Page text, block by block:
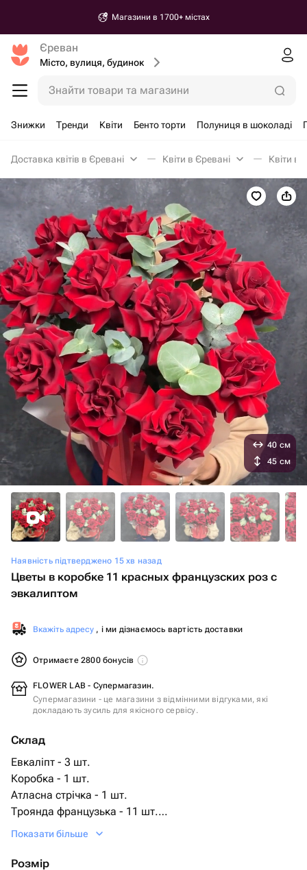
Магазини в 1700+ містах
Єреван
Місто, вулиця, будинок
Знайти товари та магазини
Знижки Тренди Квіти Бенто торти Полуниця в шоколаді
Доставка квітів в Єревані Квіти в Єревані Квіти в
Наявність підтверджено 15 хв назад
Цветы в коробке 11 красных французских роз с
эвкалиптом
Вкажіть адресу , і ми дізнаємось вартість доставки
Отримаєте 2800 бонусів
FLOWER LAB - Супермагазин.
Супермагазини - це магазини з відмінними відгуками, які
докладають зусиль для якісного сервісу.
Склад
Евкаліпт - 3 шт.
Коробка - 1 шт.
Атласна стрічка - 1 шт.
Троянда французька - 11 шт.
Оазис флористичний - 1 шт.
Показати більше
Розмір
40 см
45 см